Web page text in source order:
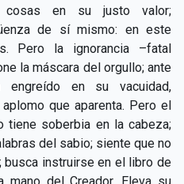
cosas en su justo valor;
de sí mismo: en este
Pero la ignorancia –fatal
la máscara del orgullo; ante
en su vacuidad,
que aparenta. Pero el
tiene soberbia en la cabeza;
del sabio; siente que no
instruirse en el libro de